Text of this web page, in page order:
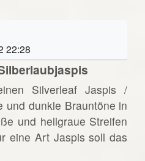
22:28
Silverleaf Jaspis /
und dunkle Brauntöne in
und hellgraue Streifen
eine Art Jaspis soll das